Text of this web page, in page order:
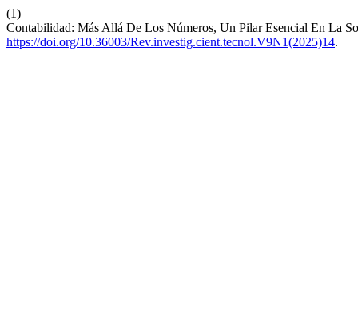
(1)
Contabilidad: Más Allá De Los Números, Un Pilar Esencial En La
https://doi.org/10.36003/Rev.investig.cient.tecnol.V9N1(2025)14.